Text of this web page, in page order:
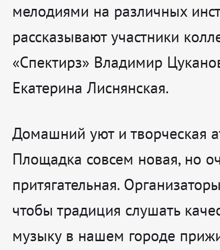
мелодиями на различных
рассказывают участники
«Спектирз» Владимир
Екатерина Лиснянская.
Домашний уют и творческая
Площадка совсем новая, но
притягательная.
чтобы традиция слушать
музыку в нашем городе